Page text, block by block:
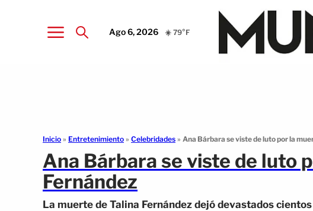
Ago 6, 2026 ☀️ 79°F
Inicio » Entretenimiento » Celebridades » Ana Bárbara se viste de luto por la
Ana Bárbara se viste de luto
Fernández
La muerte de Talina Fernández dejó devastados